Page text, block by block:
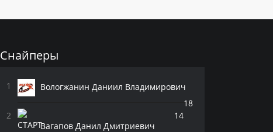
Снайперы
Вологжанин Даниил Владимирович
18
Вагапов Данил Дмитриевич
14